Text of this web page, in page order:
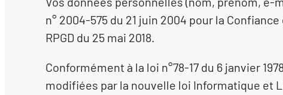
n° 2004-575 du 21 juin 2004 pour la
RPGD du 25 mai 2018.
Conformément à la loi n°78-17 du 6 janvier
modifiées par la nouvelle loi Informatique et